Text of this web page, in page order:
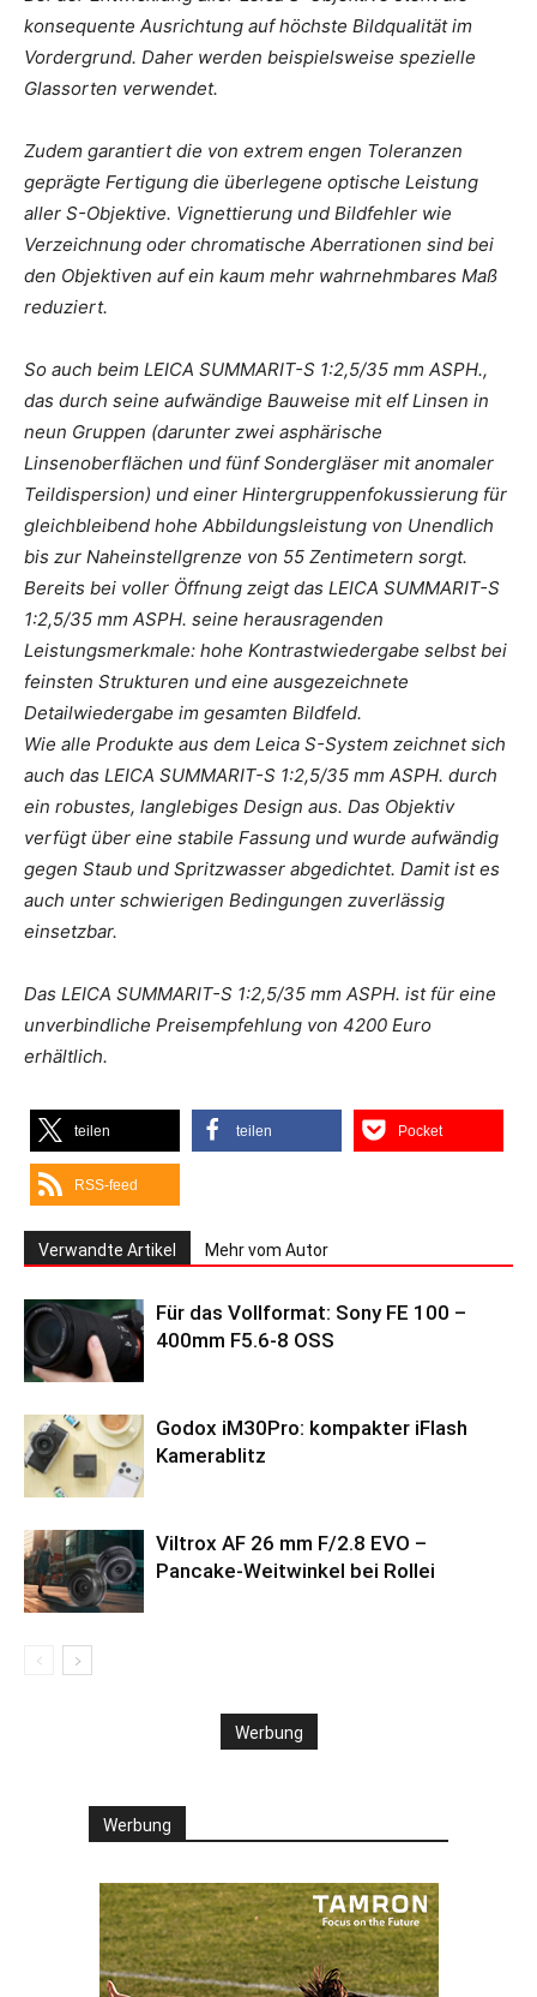
konsequente Ausrichtung auf höchste Bildqualität im
Vordergrund. Daher werden beispielsweise spezielle
Glassorten verwendet.
Zudem garantiert die von extrem engen Toleranzen
geprägte Fertigung die überlegene optische Leistung
aller S-Objektive. Vignettierung und Bildfehler wie
Verzeichnung oder chromatische Aberrationen sind bei
den Objektiven auf ein kaum mehr wahrnehmbares Maß
reduziert.
So auch beim LEICA SUMMARIT-S 1:2,5/35 mm ASPH.,
das durch seine aufwändige Bauweise mit elf Linsen in
neun Gruppen (darunter zwei asphärische
Linsenoberflächen und fünf Sondergläser mit anomaler
Teildispersion) und einer Hintergruppenfokussierung für
gleichbleibend hohe Abbildungsleistung von Unendlich
bis zur Naheinstellgrenze von 55 Zentimetern sorgt.
Bereits bei voller Öffnung zeigt das LEICA SUMMARIT-S
1:2,5/35 mm ASPH. seine herausragenden
Leistungsmerkmale: hohe Kontrastwiedergabe selbst bei
feinsten Strukturen und eine ausgezeichnete
Detailwiedergabe im gesamten Bildfeld.
Wie alle Produkte aus dem Leica S-System zeichnet sich
auch das LEICA SUMMARIT-S 1:2,5/35 mm ASPH. durch
ein robustes, langlebiges Design aus. Das Objektiv
verfügt über eine stabile Fassung und wurde aufwändig
gegen Staub und Spritzwasser abgedichtet. Damit ist es
auch unter schwierigen Bedingungen zuverlässig
einsetzbar.
Das LEICA SUMMARIT-S 1:2,5/35 mm ASPH. ist für eine
unverbindliche Preisempfehlung von 4200 Euro
erhältlich.
teilen teilen Pocket
RSS-feed
Verwandte Artikel Mehr vom Autor
Für das Vollformat: Sony FE 100 –
400mm F5.6-8 OSS
Godox iM30Pro: kompakter iFlash
Kamerablitz
Viltrox AF 26 mm F/2.8 EVO –
Pancake-Weitwinkel bei Rollei
Werbung
Werbung